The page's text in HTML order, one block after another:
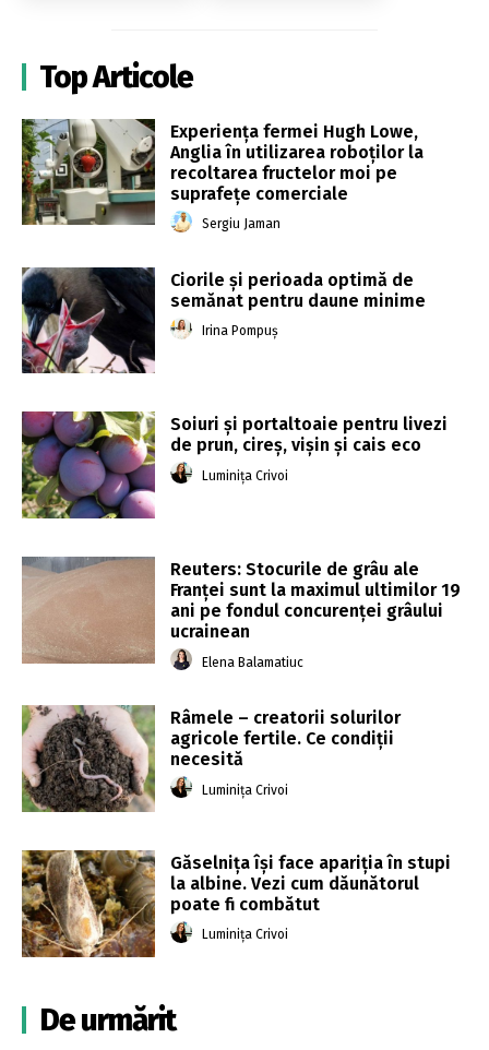
Top Articole
Experiența fermei Hugh Lowe,
Anglia în utilizarea roboților la
recoltarea fructelor moi pe
suprafețe comerciale
Sergiu Jaman
Ciorile și perioada optimă de
semănat pentru daune minime
Irina Pompuș
Soiuri și portaltoaie pentru livezi
de prun, cireș, vișin și cais eco
Luminița Crivoi
Reuters: Stocurile de grâu ale
Franţei sunt la maximul ultimilor 19
ani pe fondul concurenţei grâului
ucrainean
Elena Balamatiuc
Râmele – creatorii solurilor
agricole fertile. Ce condiții
necesită
Luminița Crivoi
Găselnița își face apariția în stupi
la albine. Vezi cum dăunătorul
poate fi combătut
Luminița Crivoi
De urmărit